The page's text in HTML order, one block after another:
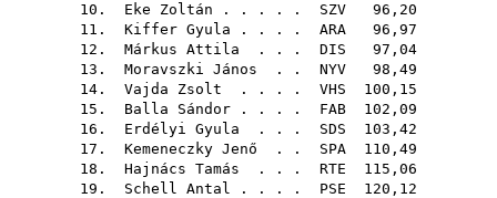
10. Eke Zoltán . . . . . SZV 96,20
11. Kiffer Gyula . . . . ARA 96,97
12. Márkus Attila . . . DIS 97,04
13. Moravszki János . . NYV 98,49
14. Vajda Zsolt . . . . VHS 100,15
15. Balla Sándor . . . . FAB 102,09
16. Erdélyi Gyula . . . SDS 103,42
17. Kemeneczky Jenő . . SPA 110,49
18. Hajnács Tamás . . . RTE 115,06
19. Schell Antal . . . . PSE 120,12